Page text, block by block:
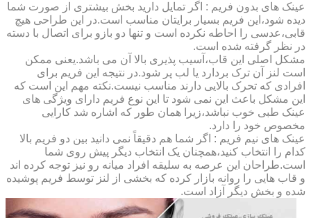
عینک های بدون فریم : اگر تمایل دارید بخش بیشتری از صورت شما
دیده شود،این فریم بسیار برایتان مناسب است.در این طراحی هیچ
قابی،عدسی را احاطه نکرده است و تنها دو بازو برای اتصال با دسته
در نظر گرفته شده است.
مشکل اصلی این قاب،آسیب پذیری بالا آن می باشد.یعنی ممکن
است لنز آن ترک بردارد یا لب پر شود.در نتیجه این فریم برای
افرادی که تحرک بالایی دارند مناسب نیست.نکته مهم این است که
این مشکل باعث این نمی شود تا این نوع فریم دارای ویژگی های
عینک طبی خوب نباشد،زیرا همان طور که اشاره شد کارایی
مخصوص خود را دارد.
عینک های نیم فریم : اگر شما هم دقیقاً نمی دانید بین دو فریم بالا
کدام را انتخاب کنید،همچنان یک انتخاب دیگر پیش روی شما
است.طراحان این عرصه به سلیقه افراد میانه رو نیز توجه کرده اند
و قاب هایی را روانه بازار کرده که بخشی از لنز توسط فریم پوشیده
شده و بخش دیگر آزاد است.